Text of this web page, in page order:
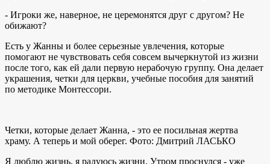
- Игроки же, наверное, не церемонятся друг с другом? Не
обижают?
Есть у Жанны и более серьезные увлечения, которые
помогают не чувствовать себя совсем вычеркнутой из жизни
после того, как ей дали первую нерабочую группу. Она делает
украшения, четки для церкви, учебные пособия для занятий
по методике Монтессори.
Четки, которые делает Жанна, - это ее посильная жертва
храму. А теперь и мой оберег. Фото: Дмитрий ЛАСЬКО
Я люблю жизнь, я радуюсь жизни. Утром проснулся - уже